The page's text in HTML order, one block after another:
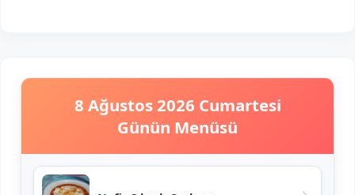
8 Ağustos 2026 Cumartesi
Günün Menüsü